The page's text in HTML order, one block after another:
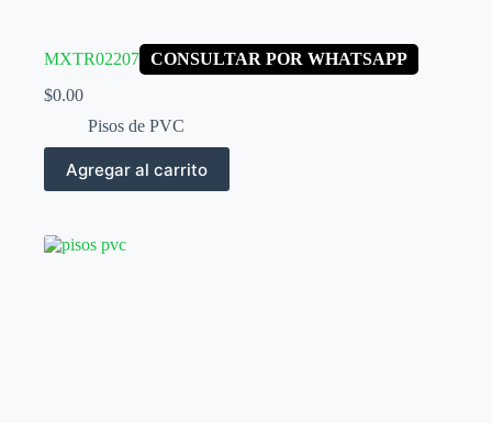
MXTR02207 CONSULTAR POR WHATSAPP
$0.00
Pisos de PVC
Agregar al carrito